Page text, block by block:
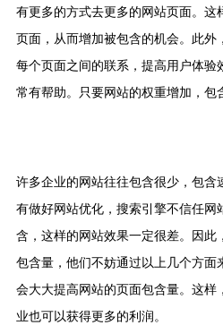
有更多的方式去更多的网站页面。这
页面，从而增加被包含的机会。此
每个页面之间的联系，提高用户体
常有帮助。只要网站的权重增加，包
许多企业的网站往往包含很少，包
有做好网站优化，搜索引擎不信任
含，这样的网站效果一定很差。因此
包含量，他们不妨通过以上几个方
会大大提高网站的页面包含量。这
业也可以获得更多的利润。